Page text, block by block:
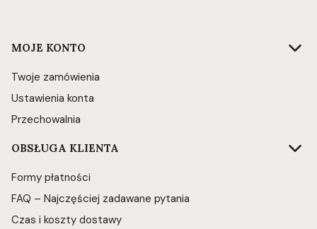
Linki w stopce
MOJE KONTO
Twoje zamówienia
Ustawienia konta
Przechowalnia
OBSŁUGA KLIENTA
Formy płatności
FAQ – Najczęściej zadawane pytania
Czas i koszty dostawy